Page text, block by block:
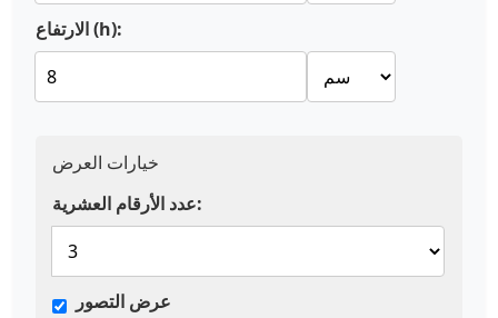
الارتفاع (h):
خيارات العرض
عدد الأرقام العشرية:
عرض التصور